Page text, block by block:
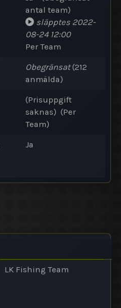
antal team)
släpptes 2022-
08-24 12:00
Per Team
Obegränsat(212
anmälda)
(Prisuppgift
saknas) (Per
Team)
Ja
LK Fishing Team